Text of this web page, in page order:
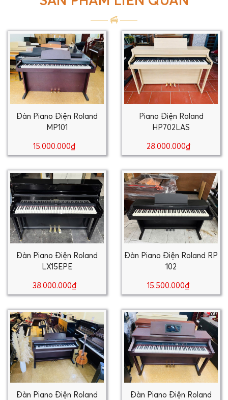
Đàn Piano Điện Roland
MP101
15.000.000₫
Piano Điện Roland
HP702LAS
28.000.000₫
Đàn Piano Điện Roland
LX15EPE
38.000.000₫
Đàn Piano Điện Roland RP
102
15.500.000₫
Đàn Piano Điện Roland
Đàn Piano Điện Roland